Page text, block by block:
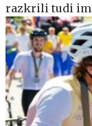
razkrili tudi